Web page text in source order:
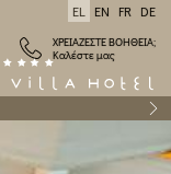
ΧΡΕΙΑΖΕΣΤΕ ΒΟΗΘΕΙΑ;
Καλέστε μας
EL EN FR DE